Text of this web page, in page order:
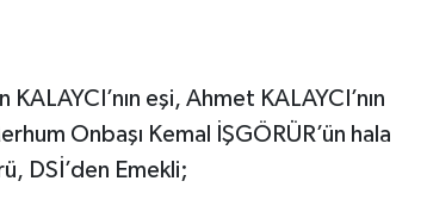
eşi, Ahmet KALAYCI’nın
Onbaşı Kemal İŞGÖRÜR’ün hala
DSİ’den Emekli;